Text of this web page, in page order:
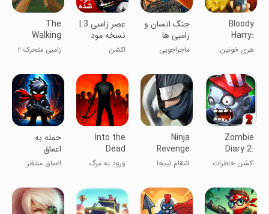
Bloody
Harry:
Zombie
Shooting
هری خونین:
جنگ انسان و
زامبی ها
ماجراجویی
عصر زامبی 3 |
نسخه مود
شده
اکشن
The
Walking
Zombie 2:
Shooter
زامبی متحرک ۲
Zombie
Diary 2:
Evolution
اکشن خاطرات
Ninja
Revenge
انتقام نینجا
Into the
Dead
ورود به مرگ
‏‏حمله به
اعماق
اعماق منتظر